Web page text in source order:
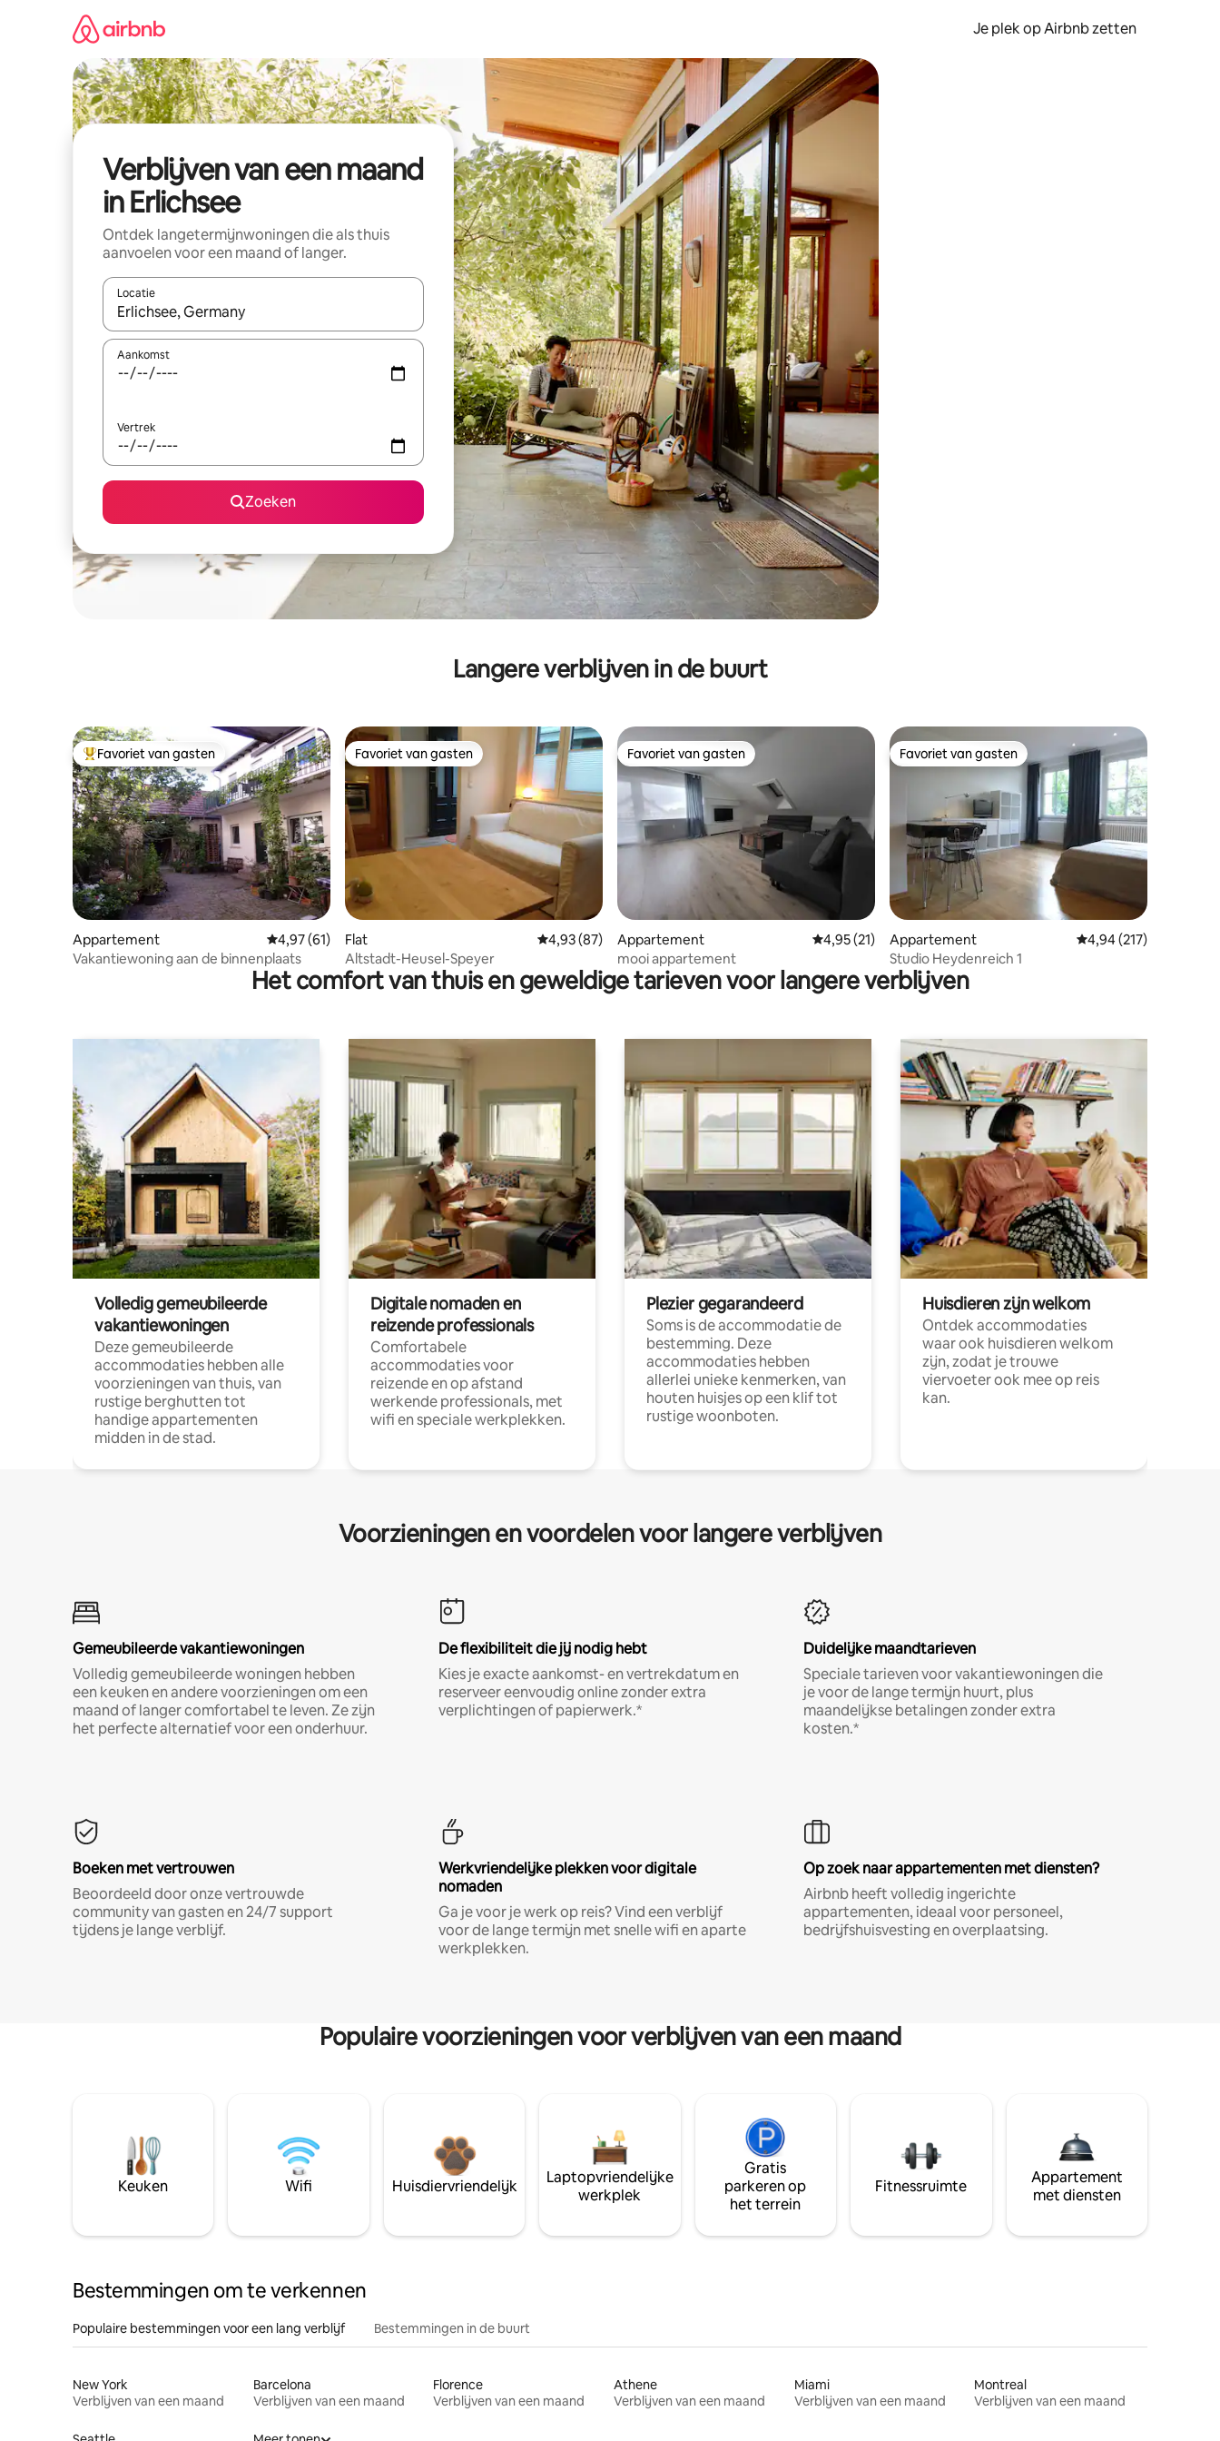
Je plek op Airbnb zetten
Verblijven van een maand
in Erlichsee
Ontdek langetermijnwoningen die als thuis
aanvoelen voor een maand of langer.
Locatie
Wanneer er resultaten beschikbaar zijn, maak je een keuze met je de pijltjestoetsen omhoog en omlaag, óf door te tikken of swipen.
Aankomst
Vertrek
Zoeken
Langere verblijven in de buurt
Topfavoriet van gasten
Favoriet van gasten
Appartement Gemiddelde beoordeling van 4,97 op 5, 61 recensies
4,97 (61)
Vakantiewoning aan de binnenplaats
Favoriet van gasten
Favoriet van gasten
Flat Gemiddelde beoordeling van 4,93 op 5, 87 recensies
4,93 (87)
Altstadt-Heusel-Speyer
Favoriet van gasten
Favoriet van gasten
Appartement Gemiddelde beoordeling van 4,95 op 5, 21 recensies
4,95 (21)
mooi appartement
Favoriet van gasten
Favoriet van gasten
Appartement Gemiddelde
4,94 (217)
Studio Heydenreich 1
Het comfort van thuis en geweldige tarieven voor langere verblijven
Volledig gemeubileerde
vakantiewoningen
Deze gemeubileerde
accommodaties hebben alle
voorzieningen van thuis, van
rustige berghutten tot
handige appartementen
midden in de stad.
Digitale nomaden en
reizende professionals
Comfortabele
accommodaties voor
reizende en op afstand
werkende professionals, met
wifi en speciale werkplekken.
Plezier gegarandeerd
Soms is de accommodatie de
bestemming. Deze
accommodaties hebben
allerlei unieke kenmerken, van
houten huisjes op een klif tot
rustige woonboten.
Huisdieren zijn welkom
Ontdek accommodaties
waar ook huisdieren welkom
zijn, zodat je trouwe
viervoeter ook mee op reis
kan.
Voorzieningen en voordelen voor langere verblijven
Gemeubileerde vakantiewoningen
Volledig gemeubileerde woningen hebben
een keuken en andere voorzieningen om een
maand of langer comfortabel te leven. Ze zijn
het perfecte alternatief voor een onderhuur.
De flexibiliteit die jij nodig hebt
Kies je exacte aankomst- en vertrekdatum en
reserveer eenvoudig online zonder extra
verplichtingen of papierwerk.*
Duidelijke maandtarieven
Speciale tarieven voor vakantiewoningen die
je voor de lange termijn huurt, plus
maandelijkse betalingen zonder extra
kosten.*
Boeken met vertrouwen
Beoordeeld door onze vertrouwde
community van gasten en 24/7 support
tijdens je lange verblijf.
Werkvriendelijke plekken voor digitale
nomaden
Ga je voor je werk op reis? Vind een verblijf
voor de lange termijn met snelle wifi en aparte
werkplekken.
Op zoek naar appartementen met diensten?
Airbnb heeft volledig ingerichte
appartementen, ideaal voor personeel,
bedrijfshuisvesting en overplaatsing.
Populaire voorzieningen voor verblijven van een maand
Keuken Wifi Huisdiervriendelijk
Laptopvriendelijke
werkplek
Gratis
parkeren op
het terrein
Fitnessruimte
Appartement
met diensten
Bestemmingen om te verkennen
Populaire bestemmingen voor een lang verblijf Bestemmingen in de buurt
New York
Verblijven van een maand
Barcelona
Verblijven van een maand
Florence
Verblijven van een maand
Athene
Verblijven van een maand
Miami
Verblijven van een maand
Montreal
Verblijven van een maand